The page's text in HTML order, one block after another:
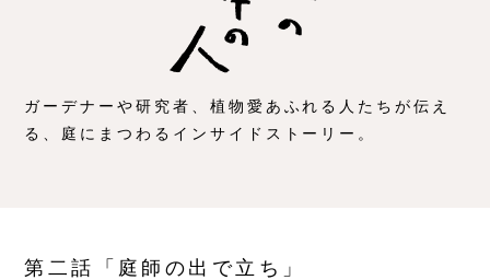
ガーデナーや研究者、植物愛あふれる人たちが伝え
る、庭にまつわるインサイドストーリー。
第二話「庭師の出で立ち」